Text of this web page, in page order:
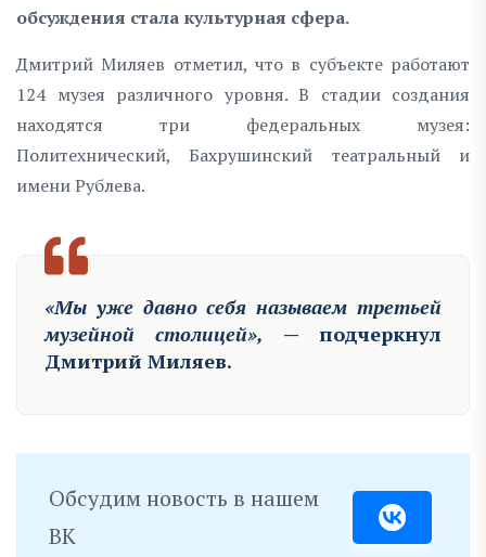
обсуждения стала культурная сфера.
Дмитрий Миляев отметил, что в субъекте работают
124 музея различного уровня. В стадии создания
находятся три федеральных музея:
Политехнический, Бахрушинский театральный и
имени Рублева.
«Мы уже давно себя называем третьей
музейной столицей», — подчеркнул
Дмитрий Миляев.
Обсудим новость в нашем
ВК